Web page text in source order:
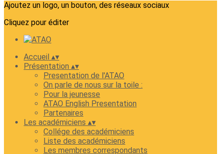
Ajoutez un logo, un bouton, des réseaux sociaux
Cliquez pour éditer
Accueil ▴▾
Présentation ▴▾
Presentation de l'ATAO
On parle de nous sur la toile :
Pour la jeunesse
ATAO English Presentation
Partenaires
Les académiciens ▴▾
Collége des académiciens
Liste des académiciens
Les membres correspondants